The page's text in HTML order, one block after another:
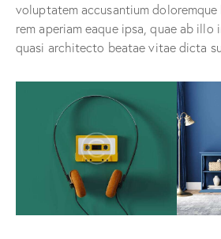
voluptatem accusantium
rem aperiam eaque ipsa, quae ab
quasi architecto beatae vitae dicta